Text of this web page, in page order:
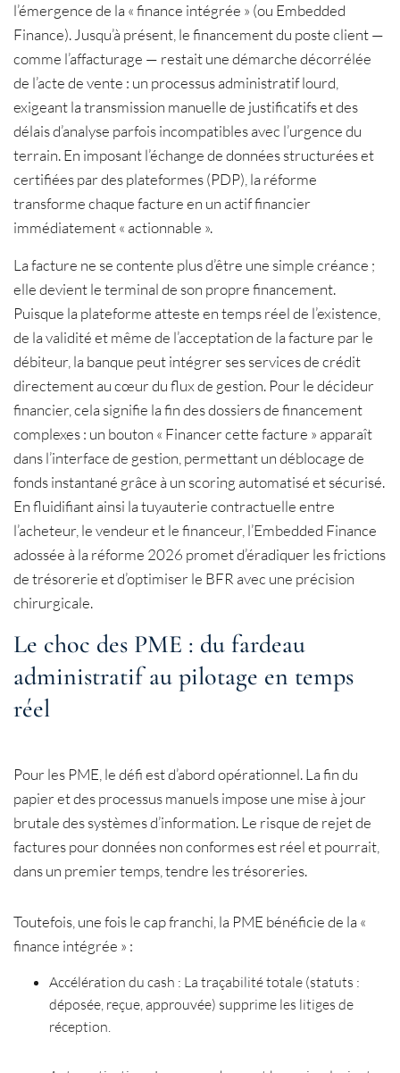
l’émergence de la « finance intégrée » (ou Embedded
Finance). Jusqu’à présent, le financement du poste client —
comme l’affacturage — restait une démarche décorrélée
de l’acte de vente : un processus administratif lourd,
exigeant la transmission manuelle de justificatifs et des
délais d’analyse parfois incompatibles avec l’urgence du
terrain. En imposant l’échange de données structurées et
certifiées par des plateformes (PDP), la réforme
transforme chaque facture en un actif financier
immédiatement « actionnable ».
La facture ne se contente plus d’être une simple créance ;
elle devient le terminal de son propre financement.
Puisque la plateforme atteste en temps réel de l’existence,
de la validité et même de l’acceptation de la facture par le
débiteur, la banque peut intégrer ses services de crédit
directement au cœur du flux de gestion. Pour le décideur
financier, cela signifie la fin des dossiers de financement
complexes : un bouton « Financer cette facture » apparaît
dans l’interface de gestion, permettant un déblocage de
fonds instantané grâce à un scoring automatisé et sécurisé.
En fluidifiant ainsi la tuyauterie contractuelle entre
l’acheteur, le vendeur et le financeur, l’Embedded Finance
adossée à la réforme 2026 promet d’éradiquer les frictions
de trésorerie et d’optimiser le BFR avec une précision
chirurgicale.
Le choc des PME : du fardeau
administratif au pilotage en temps
réel
Pour les PME, le défi est d’abord opérationnel. La fin du
papier et des processus manuels impose une mise à jour
brutale des systèmes d’information. Le risque de rejet de
factures pour données non conformes est réel et pourrait,
dans un premier temps, tendre les trésoreries.
Toutefois, une fois le cap franchi, la PME bénéficie de la «
finance intégrée » :
Accélération du cash : La traçabilité totale (statuts :
déposée, reçue, approuvée) supprime les litiges de
réception.